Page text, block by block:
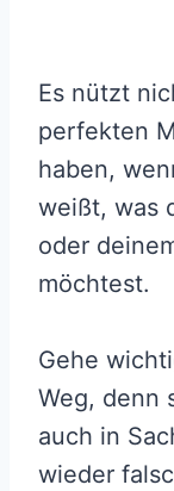
Es nützt
perfekten
haben,
weißt, was
oder
möchtest.
Gehe
Weg, denn
auch in
wieder